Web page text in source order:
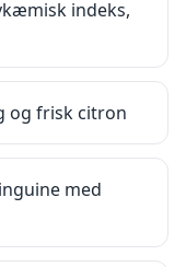
indeks,
og frisk citron
med